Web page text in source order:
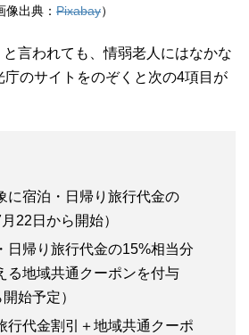
像出典： Pixabay）
言われても、情弱老人にはなかな
のサイトをのぞくと次の4項目が
に宿泊・日帰り旅行代金の
22日から開始）
日帰り旅行代金の15%相当分
る地域共通クーポンを付与
始予定）
行代金割引＋地域共通クーポ